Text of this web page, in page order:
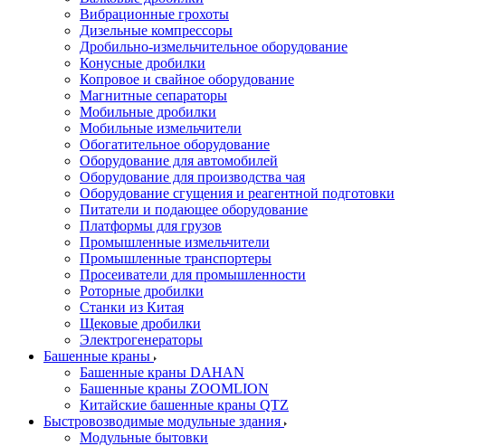
Вибрационные грохоты
Дизельные компрессоры
Дробильно-измельчительное оборудование
Конусные дробилки
Копровое и свайное оборудование
Магнитные сепараторы
Мобильные дробилки
Мобильные измельчители
Обогатительное оборудование
Оборудование для автомобилей
Оборудование для производства чая
Оборудование сгущения и реагентной подготовки
Питатели и подающее оборудование
Платформы для грузов
Промышленные измельчители
Промышленные транспортеры
Просеиватели для промышленности
Роторные дробилки
Станки из Китая
Щековые дробилки
Электрогенераторы
Башенные краны
Башенные краны DAHAN
Башенные краны ZOOMLION
Китайские башенные краны QTZ
Быстровозводимые модульные здания
Модульные бытовки